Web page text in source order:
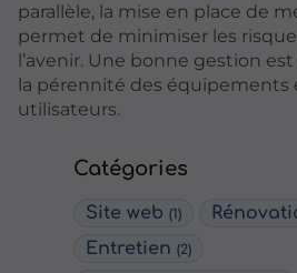
Catégories
Site web (1)
Entretien (2)
parallèle, la mise en place de
permet de minimiser les
l’avenir. Une bonne gestion
la pérennité des équipements
utilisateurs.